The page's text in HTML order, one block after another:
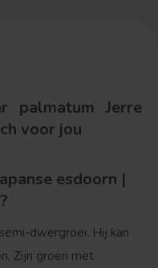
palmatum Jerre
voor jou
esdoorn |
dwergroei. Hij kan
Zijn groen met